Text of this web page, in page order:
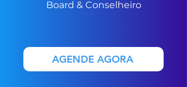
Board & Conselheiro
AGENDE AGORA